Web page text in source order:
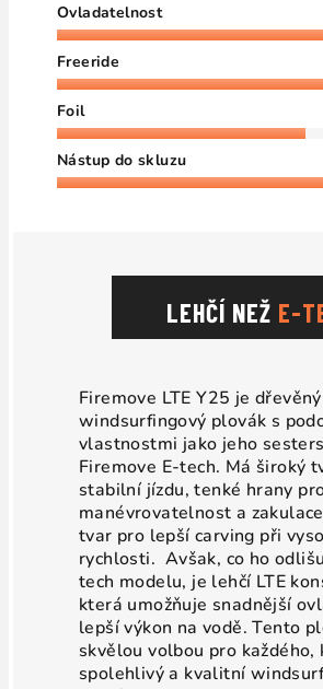
Ovladatelnost
Freeride
Foil
Nástup do skluzu
LEHČÍ NEŽ E-
Firemove LTE Y25 je dřevěný
windsurfingový plovák s
vlastnostmi jako jeho
Firemove E-tech. Má široký
stabilní jízdu, tenké hrany
manévrovatelnost a
tvar pro lepší carving při
rychlosti. Avšak, co ho
tech modelu, je lehčí LTE
která umožňuje snadnější
lepší výkon na vodě. Tento
skvělou volbou pro každého,
spolehlivý a kvalitní